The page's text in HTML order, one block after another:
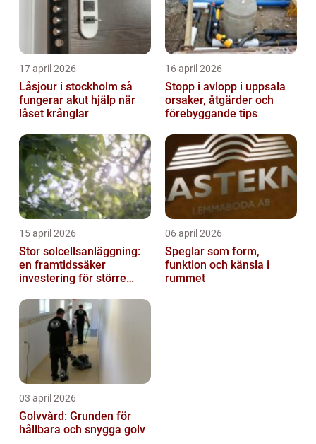
17 april 2026
Låsjour i stockholm så
fungerar akut hjälp när
låset krånglar
16 april 2026
Stopp i avlopp i uppsala
orsaker, åtgärder och
förebyggande tips
15 april 2026
Stor solcellsanläggning:
en framtidssäker
investering för större
06 april 2026
Speglar som form,
funktion och känsla i
rummet
03 april 2026
Golvvård: Grunden för
hållbara och snygga golv